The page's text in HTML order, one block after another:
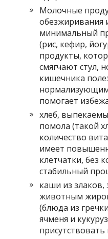
Молочные
обезжиривания
минимальный
(рис, кефир,
продукты,
смягчают стул,
кишечника
помогает
хлеб,
помола (такой
количество
имеет
клетчатки, без
стабильный
каши из
животным
(блюда из
ячменя и